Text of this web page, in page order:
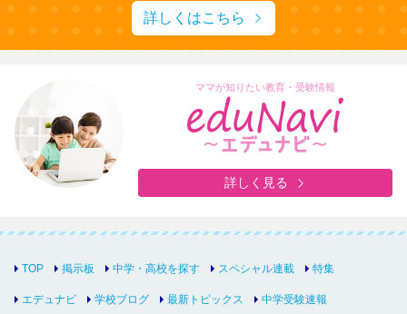
詳しくはこちら
ママが知りたい教育・受験情報
詳しく見る
TOP 掲示板 中学・高校を探す スペシャル連載 特集
エデュナビ 学校ブログ 最新トピックス 中学受験速報